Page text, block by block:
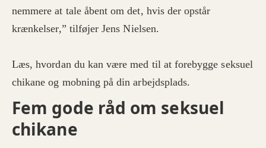
nemmere at tale åbent om det, hvis der opstår
krænkelser,” tilføjer Jens Nielsen.
Læs, hvordan du kan være med til at forebygge seksuel
chikane og mobning på din arbejdsplads.
Fem gode råd om seksuel
chikane